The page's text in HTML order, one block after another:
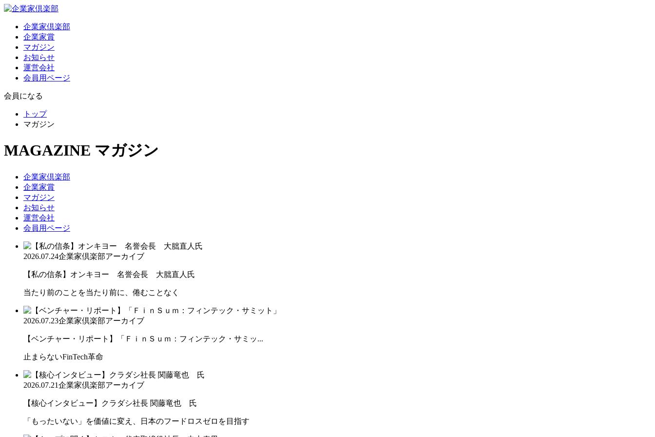
企業家倶楽部
企業家賞
マガジン
お知らせ
運営会社
会員用ページ
会員になる
トップ
マガジン
MAGAZINE マガジン
企業家倶楽部
企業家賞
マガジン
お知らせ
運営会社
会員用ページ
2026.07.24企業家倶楽部アーカイブ
【私の信条】オンキヨー 名誉会長 大朏直人氏
当たり前のことを当たり前に、倦むことなく
2026.07.23企業家倶楽部アーカイブ
【ベンチャー・リポート】「ＦｉｎＳｕｍ：フィンテック・サミッ...
止まらないFinTech革命
2026.07.21企業家倶楽部アーカイブ
【核心インタビュー】クラダシ社長 関藤竜也 氏
「もったいない」を価値に変え、日本のフードロスゼロを目指す